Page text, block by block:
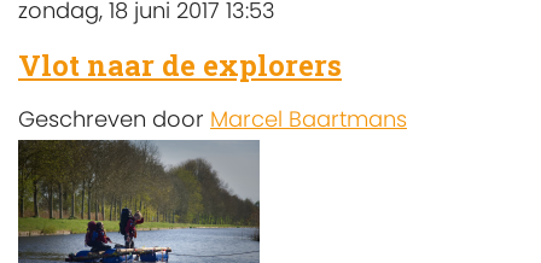
zondag, 18 juni 2017 13:53
Vlot naar de explorers
Geschreven door Marcel Baartmans